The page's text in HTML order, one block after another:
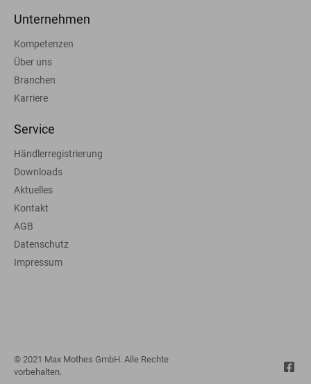
Unternehmen
Kompetenzen
Über uns
Branchen
Karriere
Service
Händlerregistrierung
Downloads
Aktuelles
Kontakt
AGB
Datenschutz
Impressum
© 2021 Max Mothes GmbH. Alle Rechte
vorbehalten.